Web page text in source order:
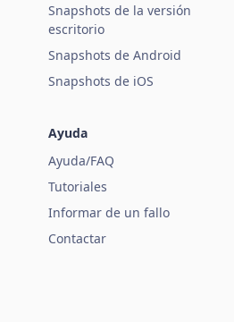
Snapshots de la versión
escritorio
Snapshots de Android
Snapshots de iOS
Ayuda
Ayuda/FAQ
Tutoriales
Informar de un fallo
Contactar